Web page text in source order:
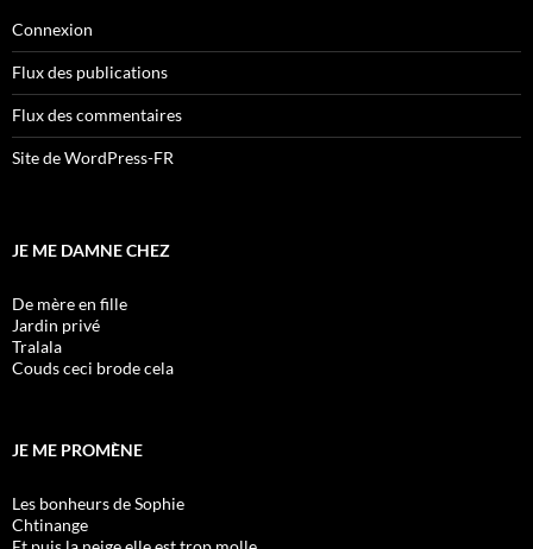
Connexion
Flux des publications
Flux des commentaires
Site de WordPress-FR
JE ME DAMNE CHEZ
De mère en fille
Jardin privé
Tralala
Couds ceci brode cela
JE ME PROMÈNE
Les bonheurs de Sophie
Chtinange